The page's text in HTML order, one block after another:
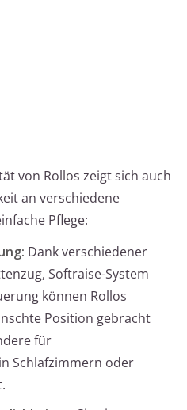
von Rollos zeigt sich auch
an verschiedene
Pflege:
Dank verschiedener
Softraise-System
können Rollos
Position gebracht
für
Schlafzimmern oder